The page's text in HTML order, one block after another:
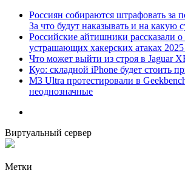
Россиян собираются штрафовать за
За что будут наказывать и на какую
Российские айтишники рассказали
устрашающих хакерских атаках 2025
Что может выйти из строя в Jaguar
Куо: складной iPhone будет стоить
M3 Ultra протестировали в
неоднозначные
Виртуальный сервер
Метки